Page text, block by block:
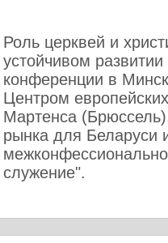
Роль церквей и
устойчивом
конференции в
Центром
Мартенса
рынка для Беларуси
служение".